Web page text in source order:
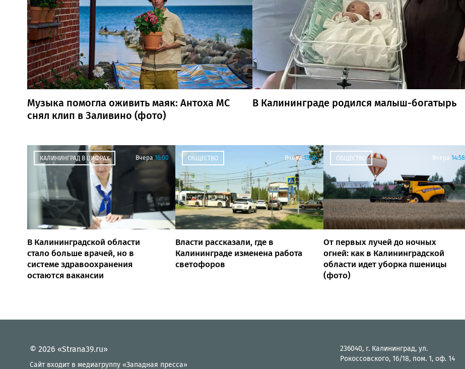
Музыка помогла оживить маяк: Антоха МС
снял клип в Заливино (фото)
В Калининграде родился малыш-богатырь
КАЛИНИНГРАД В ЦИФРАХ Вчера 16:00
В Калининградской области
стало больше врачей, но в
системе здравоохранения
остаются вакансии
ОБЩЕСТВО Вчера 15:26
Власти рассказали, где в
Калининграде изменена работа
светофоров
ОБЩЕСТВО Вчера 14:58
От первых лучей до ночных
огней: как в Калининградской
области идет уборка пшеницы
(фото)
© 2026 «Strana39.ru»
Сайт входит в медиагруппу «Западная пресса»
236040, г. Калининград, ул.
Рокоссовского, 16/18, пом. 1, оф. 14